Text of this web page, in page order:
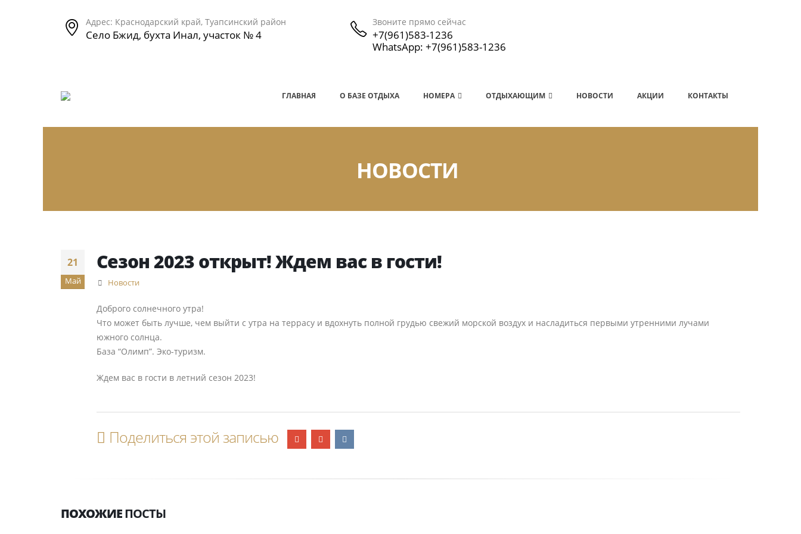
Адрес: Краснодарский край, Туапсинский район
Село Бжид, бухта Инал, участок № 4
Звоните прямо сейчас
+7(961)583-1236
WhatsApp: +7(961)583-1236
ГЛАВНАЯ О БАЗЕ ОТДЫХА НОМЕРА ОТДЫХАЮЩИМ НОВОСТИ АКЦИИ КОНТАКТЫ
НОВОСТИ
21
Май
Сезон 2023 открыт! Ждем вас в гости!
Новости
Доброго солнечного утра!
Что может быть лучше, чем выйти с утра на террасу и вдохнуть полной грудью свежий морской воздух и насладиться первыми утренними лучами
южного солнца.
База “Олимп”. Эко-туризм.
Ждем вас в гости в летний сезон 2023!
Поделиться этой записью
ПОХОЖИЕПОСТЫ